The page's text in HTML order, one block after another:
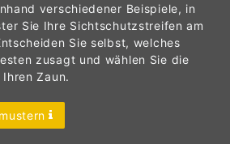
verschiedener Beispiele, in
Sie Ihre Sichtschutzstreifen am
Sie selbst, welches
zusagt und wählen Sie die
Zaun.